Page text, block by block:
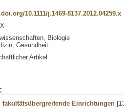
10.1111/j.1469-8137.2012.04259.x
Biologie
Gesundheit
Artikel
Einrichtungen